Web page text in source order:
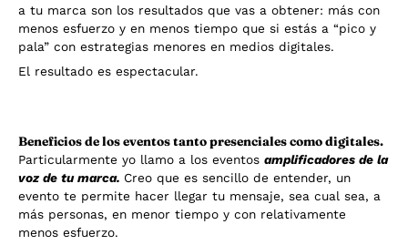
a tu marca son los resultados que vas a obtener: más con
menos esfuerzo y en menos tiempo que si estás a “pico y
pala” con estrategias menores en medios digitales.
El resultado es espectacular.
Beneficios de los eventos tanto presenciales como digitales.
Particularmente yo llamo a los eventos amplificadores de la
voz de tu marca. Creo que es sencillo de entender, un
evento te permite hacer llegar tu mensaje, sea cual sea, a
más personas, en menor tiempo y con relativamente
menos esfuerzo.